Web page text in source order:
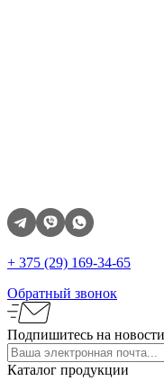
+ 375 (29) 169-34-65
Обратный звонок
Подпишитесь на
Каталог продукции